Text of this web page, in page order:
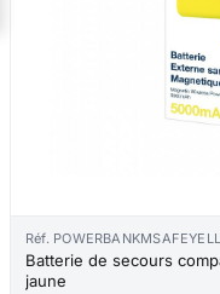
Réf. POWERBANKMSAFEYELL
Batterie de secours
jaune